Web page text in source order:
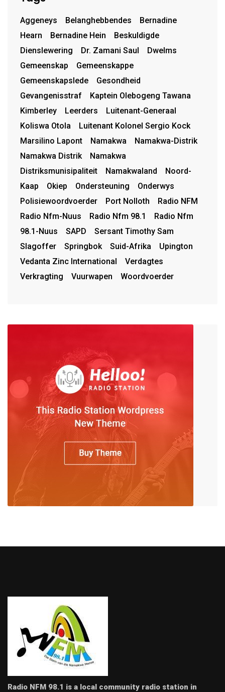
Aggeneys Belanghebbendes
Bernadine
Hearn
Bernadine Hein
Beskuldigde
Dienslewering
Dr. Zamani Saul
Dwelms
Gemeenskap
Gemeenskappe
Gemeenskapslede
Gesondheid
Gevangenisstraf
Kaptein Olebogeng Tawana
Kimberley
Leerders
Luitenant-Generaal
Koliswa Otola
Luitenant Kolonel Sergio Kock
Marsilino Lapont
Namakwa
Namakwa-Distrik
Namakwa Distrik
Namakwa
Distriksmunisipaliteit
Namakwaland
Noord-
Kaap
Okiep Ondersteuning
Onderwys
Polisiewoordvoerder
Port Nolloth
Radio NFM
Radio Nfm-Nuus
Radio Nfm 98.1
Radio Nfm
98.1-Nuus
SAPD
Sersant Timothy Sam
Slagoffer
Springbok Suid-Afrika
Upington
Vedanta Zinc International
Verdagtes
Verkragting
Vuurwapen Woordvoerder
Radio NFM 98.1 is a local community radio station in